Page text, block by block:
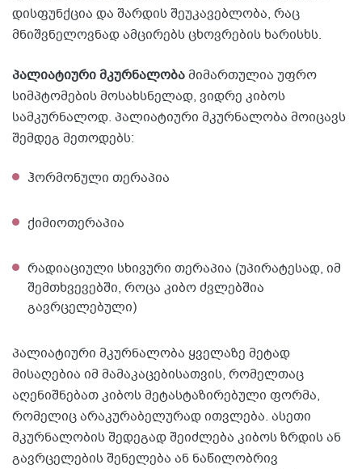
დისფუნქცია და შარდის შეუკავებლობა, რაც
მნიშვნელოვნად ამცირებს ცხოვრების ხარისხს.
პალიატიური მკურნალობამიმართულია უფრო
სიმპტომების მოსახსნელად, ვიდრე კიბოს
სამკურნალოდ. პალიატიური მკურნალობა მოიცავს
შემდეგ მეთოდებს:
ჰორმონული თერაპია
ქიმიოთერაპია
რადიაციული სხივური თერაპია (უპირატესად, იმ
შემთხვევებში, როცა კიბო ძვლებშია
გავრცელებული)
პალიატიური მკურნალობა ყველაზე მეტად
მისაღებია იმ მამაკაცებისათვის, რომელთაც
აღენიშნებათ კიბოს მეტასტაზირებული ფორმა,
რომელიც არაკურაბელურად ითვლება. ასეთი
მკურნალობის შედეგად შეიძლება კიბოს ზრდის ან
გავრცელების შენელება ან ნაწილობრივ